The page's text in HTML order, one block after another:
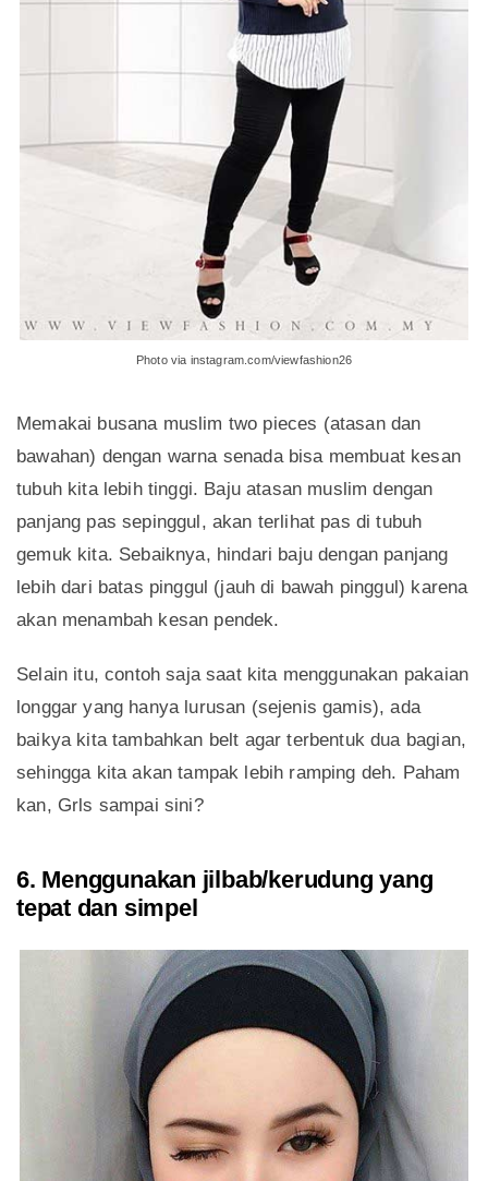
Photo via instagram.com/viewfashion26
Memakai busana muslim two pieces (atasan dan
bawahan) dengan warna senada bisa membuat kesan
tubuh kita lebih tinggi. Baju atasan muslim dengan
panjang pas sepinggul, akan terlihat pas di tubuh
gemuk kita. Sebaiknya, hindari baju dengan panjang
lebih dari batas pinggul (jauh di bawah pinggul) karena
akan menambah kesan pendek.
Selain itu, contoh saja saat kita menggunakan pakaian
longgar yang hanya lurusan (sejenis gamis), ada
baikya kita tambahkan belt agar terbentuk dua bagian,
sehingga kita akan tampak lebih ramping deh. Paham
kan, Grls sampai sini?
6. Menggunakan jilbab/kerudung yang
tepat dan simpel